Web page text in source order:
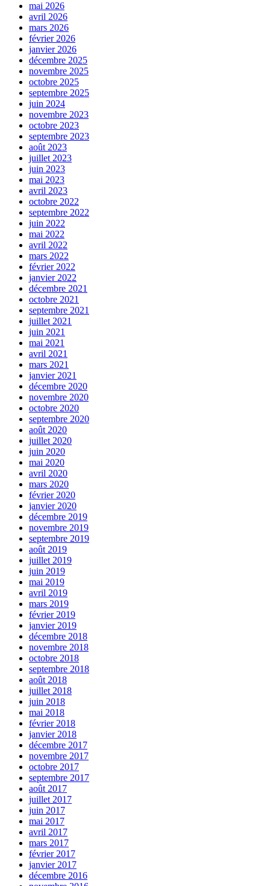
mai 2026
avril 2026
mars 2026
février 2026
janvier 2026
décembre 2025
novembre 2025
octobre 2025
septembre 2025
juin 2024
novembre 2023
octobre 2023
septembre 2023
août 2023
juillet 2023
juin 2023
mai 2023
avril 2023
octobre 2022
septembre 2022
juin 2022
mai 2022
avril 2022
mars 2022
février 2022
janvier 2022
décembre 2021
octobre 2021
septembre 2021
juillet 2021
juin 2021
mai 2021
avril 2021
mars 2021
janvier 2021
décembre 2020
novembre 2020
octobre 2020
septembre 2020
août 2020
juillet 2020
juin 2020
mai 2020
avril 2020
mars 2020
février 2020
janvier 2020
décembre 2019
novembre 2019
septembre 2019
août 2019
juillet 2019
juin 2019
mai 2019
avril 2019
mars 2019
février 2019
janvier 2019
décembre 2018
novembre 2018
octobre 2018
septembre 2018
août 2018
juillet 2018
juin 2018
mai 2018
février 2018
janvier 2018
décembre 2017
novembre 2017
octobre 2017
septembre 2017
août 2017
juillet 2017
juin 2017
mai 2017
avril 2017
mars 2017
février 2017
janvier 2017
décembre 2016